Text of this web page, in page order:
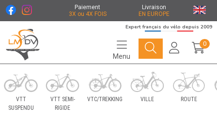
Paiement
3X ou 4X FOIS
Livraison
EN EUROPE
Le Marché du Vélo Votre distributeurs de vélo
Expert français du vélo depuis 2009
Menu
0
VTT
SUSPENDU
VTT SEMI-
RIGIDE
VTC/TREKKING VILLE ROUTE